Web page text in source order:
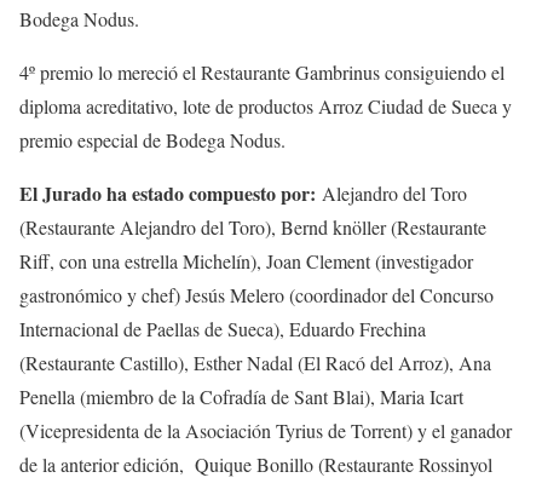
Bodega Nodus.
4º premio lo mereció el Restaurante Gambrinus consiguiendo el
diploma acreditativo, lote de productos Arroz Ciudad de Sueca y
premio especial de Bodega Nodus.
El Jurado ha estado compuesto por: Alejandro del Toro
(Restaurante Alejandro del Toro), Bernd knöller (Restaurante
Riff, con una estrella Michelín), Joan Clement (investigador
gastronómico y chef) Jesús Melero (coordinador del Concurso
Internacional de Paellas de Sueca), Eduardo Frechina
(Restaurante Castillo), Esther Nadal (El Racó del Arroz), Ana
Penella (miembro de la Cofradía de Sant Blai), Maria Icart
(Vicepresidenta de la Asociación Tyrius de Torrent) y el ganador
de la anterior edición, Quique Bonillo (Restaurante Rossinyol